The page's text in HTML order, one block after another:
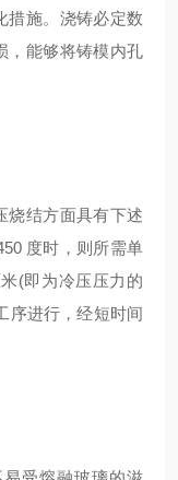
措施。浇铸必定数
，能够将铸模内孔
烧结方面具有下述
度时，则所需单
(即为冷压压力的
序进行，经短时间